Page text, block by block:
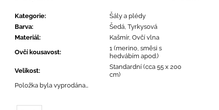
Kategorie:
Šály a plédy
Barva:
Šedá, Tyrkysová
Materiál:
Kašmír, Ovčí vlna
Ovčí kousavost:
1 (merino, směsi s
hedvábím apod.)
Velikost:
Standardní (cca 55 x 200
cm)
Položka byla vyprodána…
m
e